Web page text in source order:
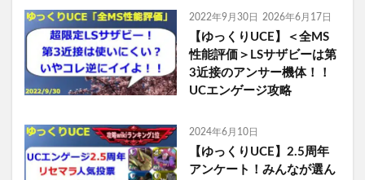
2022年9月30日 2026年6月17日
【ゆっくりUCE】＜全MS
性能評価＞LSサザビーは第
3近接のアンサー機体！！
UCエンゲージ攻略
2024年6月10日
【ゆっくりUCE】2.5周年
アンケート！みんなが選ん